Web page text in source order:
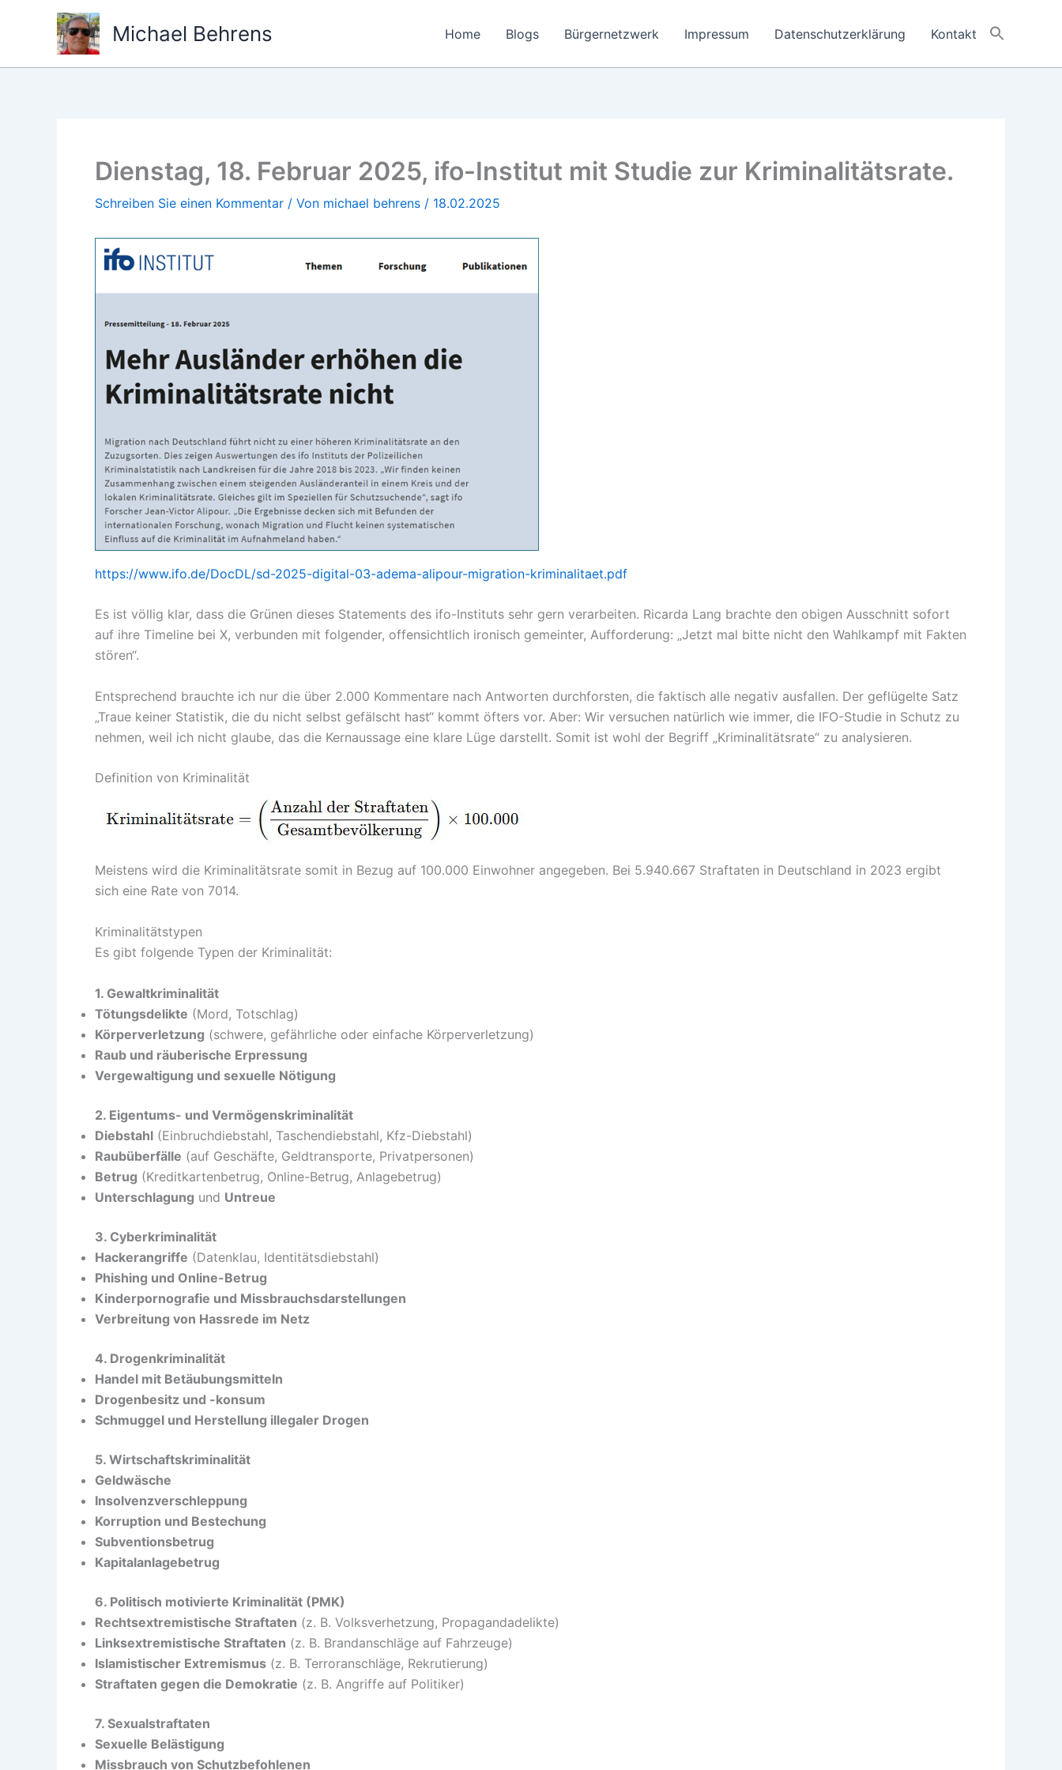
Michael Behrens Home Blogs Bürgernetzwerk Impressum Datenschutzerklärung Kontakt
Dienstag, 18. Februar 2025, ifo-Institut mit Studie zur Kriminalitätsrate.
Schreiben Sie einen Kommentar / Von michael behrens / 18.02.2025
https://www.ifo.de/DocDL/sd-2025-digital-03-adema-alipour-migration-kriminalitaet.pdf
Es ist völlig klar, dass die Grünen dieses Statements des ifo-Instituts sehr gern verarbeiten. Ricarda Lang brachte den obigen Ausschnitt sofort
auf ihre Timeline bei X, verbunden mit folgender, offensichtlich ironisch gemeinter, Aufforderung: „Jetzt mal bitte nicht den Wahlkampf mit Fakten
stören“.
Entsprechend brauchte ich nur die über 2.000 Kommentare nach Antworten durchforsten, die faktisch alle negativ ausfallen. Der geflügelte Satz
„Traue keiner Statistik, die du nicht selbst gefälscht hast“ kommt öfters vor. Aber: Wir versuchen natürlich wie immer, die IFO-Studie in Schutz zu
nehmen, weil ich nicht glaube, das die Kernaussage eine klare Lüge darstellt. Somit ist wohl der Begriff „Kriminalitätsrate“ zu analysieren.
Definition von Kriminalität
Meistens wird die Kriminalitätsrate somit in Bezug auf 100.000 Einwohner angegeben. Bei 5.940.667 Straftaten in Deutschland in 2023 ergibt
sich eine Rate von 7014.
Kriminalitätstypen
Es gibt folgende Typen der Kriminalität:
1. Gewaltkriminalität
Tötungsdelikte (Mord, Totschlag)
Körperverletzung (schwere, gefährliche oder einfache Körperverletzung)
Raub und räuberische Erpressung
Vergewaltigung und sexuelle Nötigung
2. Eigentums- und Vermögenskriminalität
Diebstahl (Einbruchdiebstahl, Taschendiebstahl, Kfz-Diebstahl)
Raubüberfälle (auf Geschäfte, Geldtransporte, Privatpersonen)
Betrug (Kreditkartenbetrug, Online-Betrug, Anlagebetrug)
Unterschlagung und Untreue
3. Cyberkriminalität
Hackerangriffe (Datenklau, Identitätsdiebstahl)
Phishing und Online-Betrug
Kinderpornografie und Missbrauchsdarstellungen
Verbreitung von Hassrede im Netz
4. Drogenkriminalität
Handel mit Betäubungsmitteln
Drogenbesitz und -konsum
Schmuggel und Herstellung illegaler Drogen
5. Wirtschaftskriminalität
Geldwäsche
Insolvenzverschleppung
Korruption und Bestechung
Subventionsbetrug
Kapitalanlagebetrug
6. Politisch motivierte Kriminalität (PMK)
Rechtsextremistische Straftaten (z. B. Volksverhetzung, Propagandadelikte)
Linksextremistische Straftaten (z. B. Brandanschläge auf Fahrzeuge)
Islamistischer Extremismus (z. B. Terroranschläge, Rekrutierung)
Straftaten gegen die Demokratie (z. B. Angriffe auf Politiker)
7. Sexualstraftaten
Sexuelle Belästigung
Missbrauch von Schutzbefohlenen